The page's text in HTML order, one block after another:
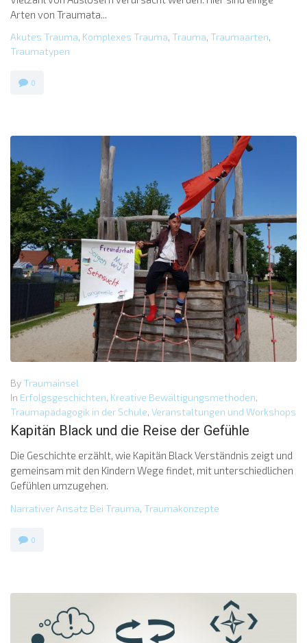
Arten von Traumata...
Akutes Trauma, Komplexes Trauma, Trauma, Traumaarten,
Traumatypen
0
By Traumainsel
In Erfolgsgeschichten, Kreative Bewältigungsmethoden,
Traumapädagogik in der Schule, Veranstaltungen und Workshops
Kapitän Black und die Reise der Gefühle
Die Geschichte erzählt, wie Kapitän Black Verständnis zeigt und
gemeinsam mit den Kindern Wege findet, mit unterschiedlichen
Gefühlen umzugehen.
Narrativer Ansatz Bei Trauma, Traumakonzepte
0